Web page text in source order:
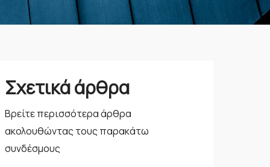
Σχετικά άρθρα
Βρείτε περισσότερα άρθρα
ακολουθώντας τους παρακάτω
συνδέσμους